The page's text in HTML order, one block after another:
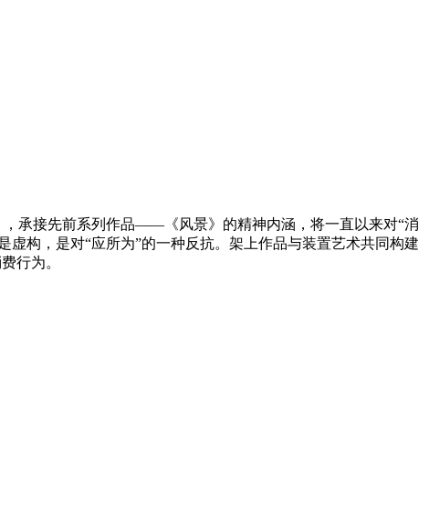
，承接先前系列作品——《风景》的精神内涵，将一直以来对“消
构，是对“应所为”的一种反抗。架上作品与装置艺术共同构建
行为。